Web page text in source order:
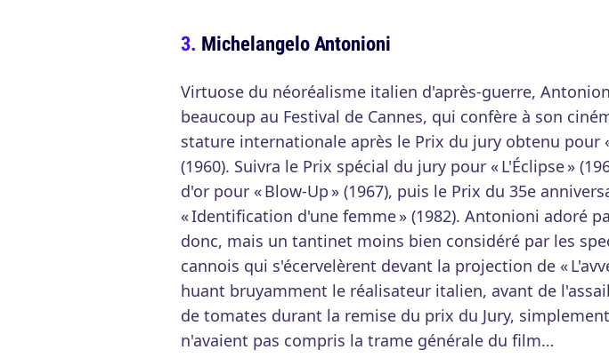
Michelangelo Antonioni
Virtuose du néoréalisme italien d'après-guerre,
beaucoup au Festival de Cannes, qui confère à son
stature internationale après le Prix du jury obtenu pour
(1960). Suivra le Prix spécial du jury pour « L'Éclipse »
d'or pour « Blow-Up » (1967), puis le Prix du 35e
« Identification d'une femme » (1982). Antonioni adoré
donc, mais un tantinet moins bien considéré par les
cannois qui s'écervelèrent devant la projection de «
huant bruyamment le réalisateur italien, avant de
de tomates durant la remise du prix du Jury,
n'avaient pas compris la trame générale du film…